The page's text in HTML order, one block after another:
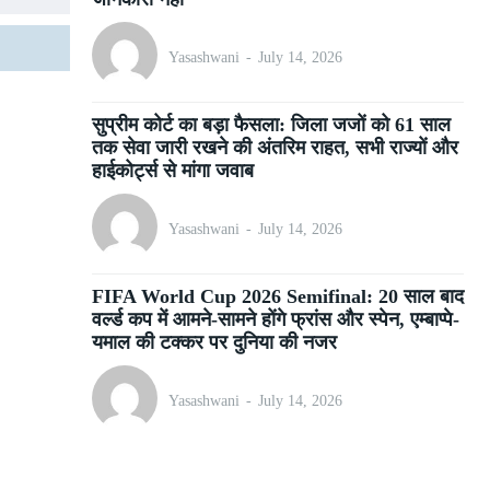
Yasashwani - July 14, 2026
सुप्रीम कोर्ट का बड़ा फैसला: जिला जजों को 61 साल
तक सेवा जारी रखने की अंतरिम राहत, सभी राज्यों और
हाईकोर्ट्स से मांगा जवाब
Yasashwani - July 14, 2026
FIFA World Cup 2026 Semifinal: 20 साल बाद
वर्ल्ड कप में आमने-सामने होंगे फ्रांस और स्पेन, एम्बाप्पे-
यमाल की टक्कर पर दुनिया की नजर
Yasashwani - July 14, 2026